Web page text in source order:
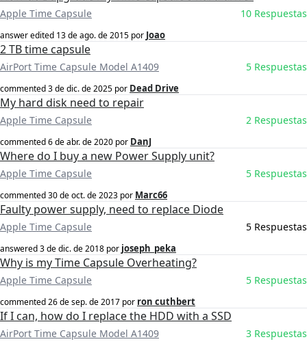
Apple Time Capsule 10 Respuestas
answer edited 13 de ago. de 2015 por Joao
2 TB time capsule
AirPort Time Capsule Model A1409 5 Respuestas
commented3 de dic. de 2025 por Dead Drive
My hard disk need to repair
Apple Time Capsule 2 Respuestas
commented6 de abr. de 2020 por DanJ
Where do I buy a new Power Supply unit?
Apple Time Capsule 5 Respuestas
commented30 de oct. de 2023 por Marc66
Faulty power supply, need to replace Diode
Apple Time Capsule 5 Respuestas
answered3 de dic. de 2018 por joseph_peka
Why is my Time Capsule Overheating?
Apple Time Capsule 5 Respuestas
commented26 de sep. de 2017 por ron cuthbert
If I can, how do I replace the HDD with a SSD
AirPort Time Capsule Model A1409 3 Respuestas